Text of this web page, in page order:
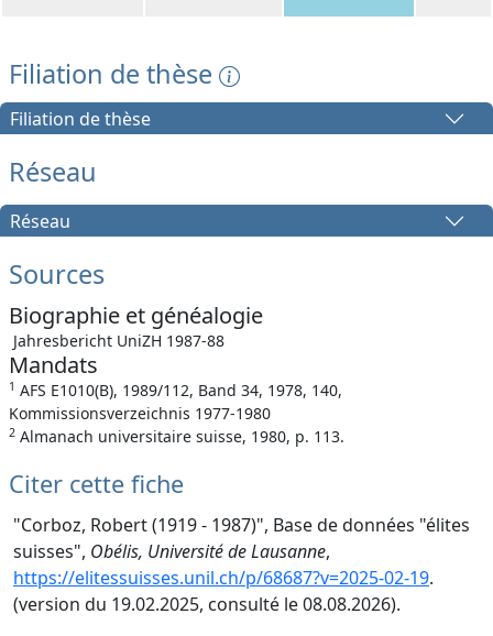
Filiation de thèse
Filiation de thèse
Réseau
Réseau
Sources
Biographie et généalogie
Jahresbericht UniZH 1987-88
Mandats
1 AFS E1010(B), 1989/112, Band 34, 1978, 140,
Kommissionsverzeichnis 1977-1980
2 Almanach universitaire suisse, 1980, p. 113.
Citer cette fiche
"Corboz, Robert (1919 - 1987)", Base de données "élites
suisses", Obélis, Université de Lausanne,
https://elitessuisses.unil.ch/p/68687?v=2025-02-19.
(version du 19.02.2025, consulté le 08.08.2026).